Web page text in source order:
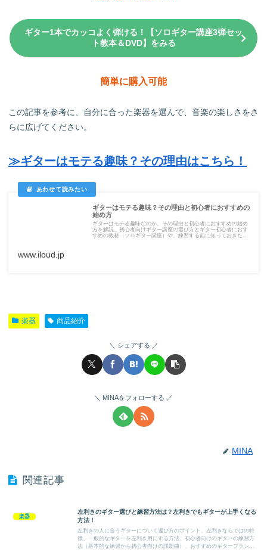
ギター1本でカッコよく弾ける！【ソロギター講座3弾セッ
ト教本＆DVD】をみる
簡単に購入可能
この記事を参考に、自分に合った楽器を選んで、音楽の楽しさをさ
らに広げてください。
≫ギターはモテる趣味？その理由はこちら！
ギターはモテる趣味？その理由と初心者におすすめの
始め方
ギターはモテる趣味なのか、その理由と初心者におすすめの始め
方を解説。初心者向けギター講座の選び方とギター初心者におす
すめの教材（ソロギター講座）や、練習する前に知っておきたい
www.iloud.jp
楽器 商品紹介
シェアする
MINAをフォローする
MINA
関連記事
楽器
左利きのギター選びと練習方法は？左利きでもギターが上手くなる
方法！
左利きの人に合うギターについて選び方のポイント、左利きならではの特
徴、一般的なギターを左利き用にする方法、初心者向けのギターの練習方
法（基本的な練習から初心者向けの課題曲）、おすすめのギターブランド